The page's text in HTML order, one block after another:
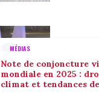
MÉDIAS
Note de conjoncture
mondiale en 2025 :
climat et tendances